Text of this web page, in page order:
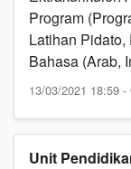
Program
Latihan
Bahasa (Arab,
13/03/2021 18:59
Unit